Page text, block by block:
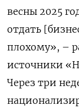
весны 2025
отдать
плохому», –
источники
Через три